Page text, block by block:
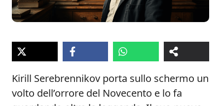
Kirill Serebrennikov porta sullo schermo un
volto dell’orrore del Novecento e lo fa